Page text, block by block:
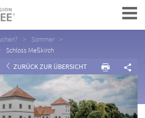
Navigation
Sommer
Schloss Meßkirch
ZURÜCK ZUR ÜBERSICHT